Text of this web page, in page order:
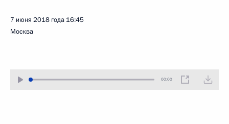
7 июня 2018 года 16:45
Москва
00:00